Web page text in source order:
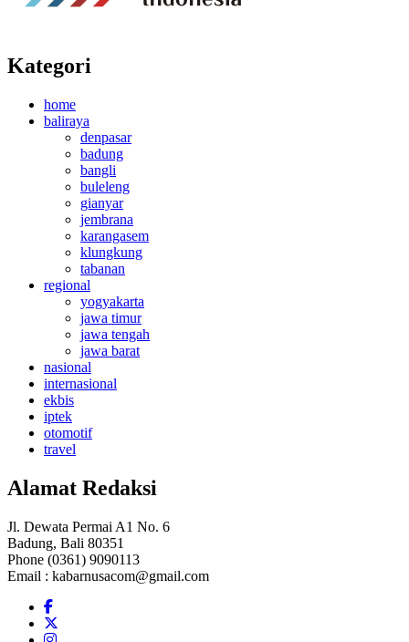
Kategori
home
baliraya
denpasar
badung
bangli
buleleng
gianyar
jembrana
karangasem
klungkung
tabanan
regional
yogyakarta
jawa timur
jawa tengah
jawa barat
nasional
internasional
ekbis
iptek
otomotif
travel
Alamat Redaksi
Jl. Dewata Permai A1 No. 6
Badung, Bali 80351
Phone (0361) 9090113
Email : kabarnusacom@gmail.com